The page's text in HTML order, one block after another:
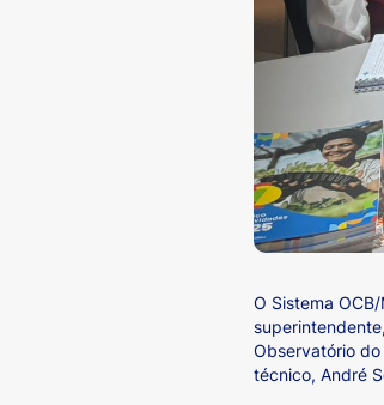
O Sistema
Observatório
técnico, André